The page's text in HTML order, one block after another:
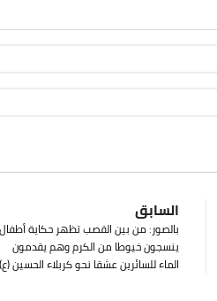
السابق
بالصور: من بين القصب تظهر حكاية أطفال
ينسجون خيوطا من الكرم وهم يقدمون
الماء للسائرين عشقا نحو كربلاء الحسين (ع)